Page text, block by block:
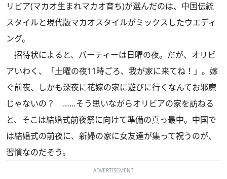
リビア(マカオ生まれマカオ育ち)が選んだのは、中国伝統
スタイルと現代版マカオスタイルがミックスしたウエディ
ング。
招待状によると、パーティーは日曜の夜。だが、オリビ
アいわく、「土曜の夜11時ごろ、我が家に来てね！」。嫁
ぐ前夜、しかも深夜に花嫁の家に遊びに行くなんてお邪魔
じゃないの？ ……そう思いながらオリビアの家を訪ねる
と、そこは結婚式前夜祭に向けて準備の真っ最中。中国で
は結婚式の前夜に、新婦の家に女友達が集って祝うのが、
習慣なのだそう。
ADVERTISEMENT